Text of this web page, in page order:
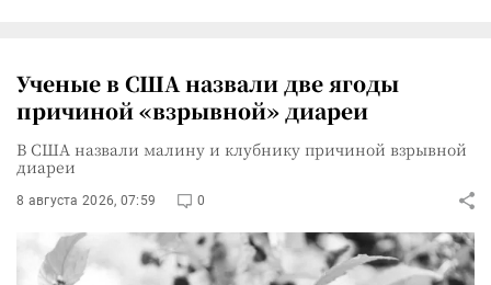
Ученые в США назвали две ягоды
причиной «взрывной» диареи
В США назвали малину и клубнику причиной взрывной
диареи
8 августа 2026, 07:59 0